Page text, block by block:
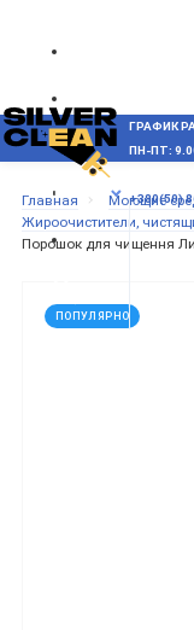
МЕНЮ
ГРАФИК
ПН-ПТ:
+380(50)
Главная
Моющие
Жироочистители,
Порошок для чищення
ПОПУЛЯРНО